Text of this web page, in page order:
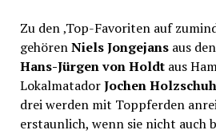
Zu den ‚Top-Favoriten auf
gehörenNiels Jongejansaus
Hans-Jürgen von Holdt aus
LokalmatadorJochen Holzschuh
drei werden mit Toppferden
erstaunlich, wenn sie nicht auch